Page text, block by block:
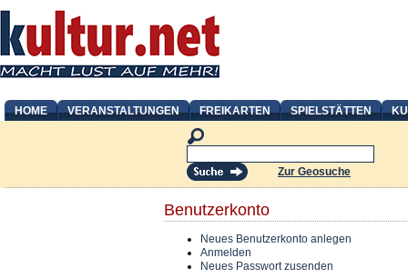
HOME VERANSTALTUNGEN FREIKARTEN SPIELSTÄTTEN
Zur Geosuche
Benutzerkonto
Neues Benutzerkonto anlegen
Anmelden
Neues Passwort zusenden